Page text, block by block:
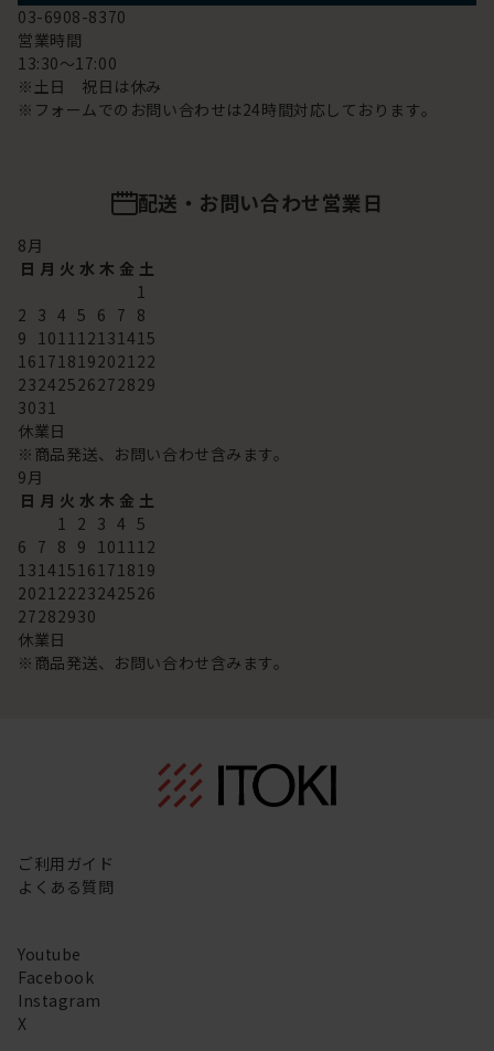
03-6908-8370
営業時間
13:30～17:00
※土日 祝日は休み
※フォームでのお問い合わせは24時間対応しております。
配送・お問い合わせ営業日
8月
日 月 火 水 木 金 土
1
2 3 4 5 6 7 8
9 101112131415
16171819202122
23242526272829
3031
休業日
※商品発送、お問い合わせ含みます。
9月
日 月 火 水 木 金 土
1 2 3 4 5
6 7 8 9 101112
13141516171819
20212223242526
27282930
休業日
※商品発送、お問い合わせ含みます。
ご利用ガイド
よくある質問
Youtube
Facebook
Instagram
X